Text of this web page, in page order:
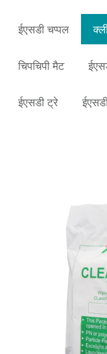
ईएसडी चप्पल
चिपचिपी मैट
ईएसडी ट्रे